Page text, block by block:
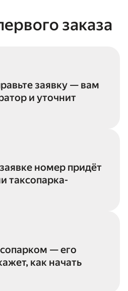
заказа
заявку — вам
и уточнит
номер придёт
таксопарка-
— его
как начать